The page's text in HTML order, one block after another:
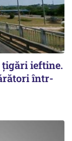
ieftine.
într-